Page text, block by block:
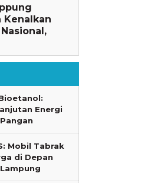
Kenalkan
Energi
Mobil Tabrak
di Depan
Lampung